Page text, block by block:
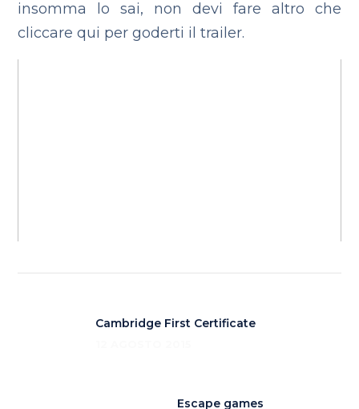
insomma lo sai, non devi fare altro che
cliccare qui per goderti il trailer.
Cambridge First Certificate
Escape games